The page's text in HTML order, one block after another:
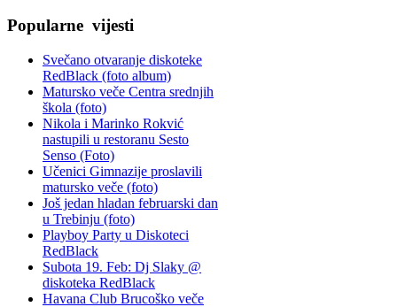
Popularne vijesti
Svečano otvaranje diskoteke
RedBlack (foto album)
Matursko veče Centra srednjih
škola (foto)
Nikola i Marinko Rokvić
nastupili u restoranu Sesto
Senso (Foto)
Učenici Gimnazije proslavili
matursko veče (foto)
Još jedan hladan februarski dan
u Trebinju (foto)
Playboy Party u Diskoteci
RedBlack
Subota 19. Feb: Dj Slaky @
diskoteka RedBlack
Havana Club Brucoško veče